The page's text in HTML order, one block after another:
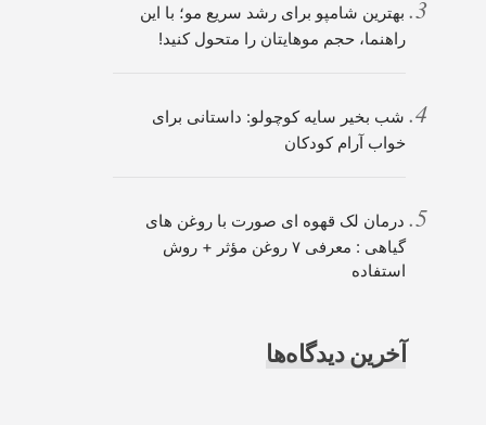
بهترین شامپو برای رشد سریع مو؛ با این
راهنما، حجم موهایتان را متحول کنید!
شب بخیر سایه کوچولو: داستانی برای
خواب آرام کودکان
درمان لک قهوه ای صورت با روغن های
گیاهی : معرفی ۷ روغن مؤثر + روش
استفاده
آخرین دیدگاه‌ها